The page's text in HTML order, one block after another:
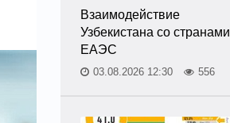
Взаимодействие
Узбекистана со странами
ЕАЭС
03.08.2026 12:30 556